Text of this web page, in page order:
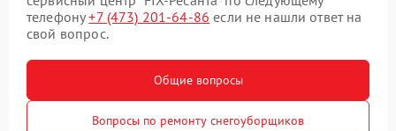
телефону+7 (473) 201-64-86 если не нашли ответ на
свой вопрос.
Общие вопросы
Вопросы по ремонту снегоуборщиков